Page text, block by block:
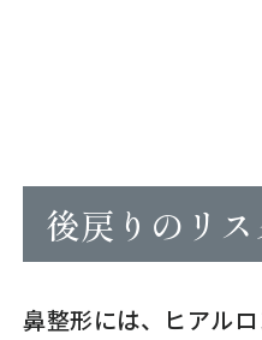
後戻りのリス
鼻整形には、ヒアル